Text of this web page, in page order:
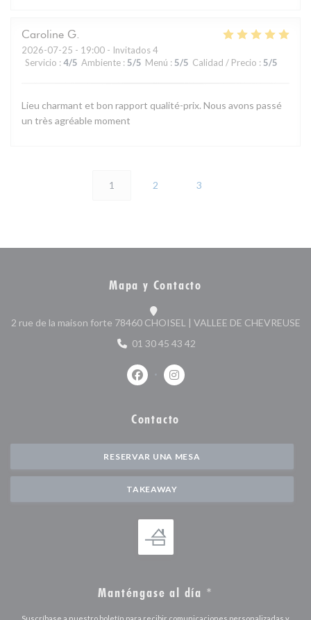
Caroline G
2026-07-25 - 19:00 - Invitados 4
Servicio : 4/5 Ambiente : 5/5 Menú : 5/5 Calidad / Precio : 5/5
Lieu charmant et bon rapport qualité-prix. Nous avons passé
un très agréable moment
1 2 3
Mapa y Contacto
2 rue de la maison forte 78460 CHOISEL | VALLEE DE CHEVREUSE
01 30 45 43 42
Facebook ((abre en una nueva
Instagram ((abre en una
Contacto
RESERVAR UNA MESA
TAKEAWAY
Manténgase al día *
Suscríbase a nuestro boletín para recibir comunicaciones personalizadas y